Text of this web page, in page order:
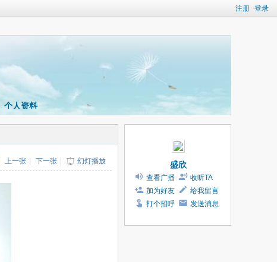
注册 登录
个人资料
上一张 | 下一张 | 幻灯播放 盛欣
查看广播
收听TA
加为好友
给我留言
打个招呼
发送消息